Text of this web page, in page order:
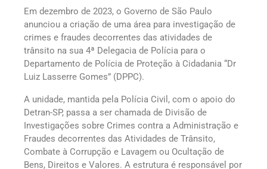
Em dezembro de 2023, o Governo de São Paulo
anunciou a criação de uma área para investigação de
crimes e fraudes decorrentes das atividades de
trânsito na sua 4ª Delegacia de Polícia para o
Departamento de Polícia de Proteção à Cidadania “Dr
Luiz Lasserre Gomes” (DPPC).
A unidade, mantida pela Polícia Civil, com o apoio do
Detran-SP, passa a ser chamada de Divisão de
Investigações sobre Crimes contra a Administração e
Fraudes decorrentes das Atividades de Trânsito,
Combate à Corrupção e Lavagem ou Ocultação de
Bens, Direitos e Valores. A estrutura é responsável por